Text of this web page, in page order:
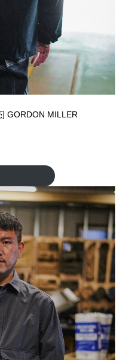
GORDON MILLER